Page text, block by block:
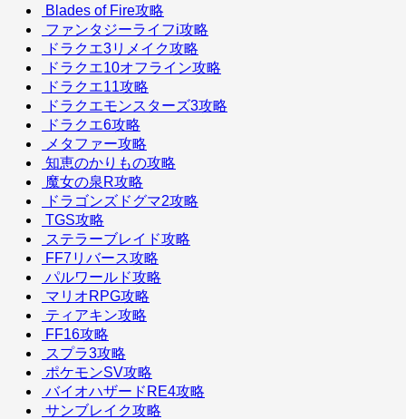
Blades of Fire攻略
ファンタジーライフi攻略
ドラクエ3リメイク攻略
ドラクエ10オフライン攻略
ドラクエ11攻略
ドラクエモンスターズ3攻略
ドラクエ6攻略
メタファー攻略
知恵のかりもの攻略
魔女の泉R攻略
ドラゴンズドグマ2攻略
TGS攻略
ステラーブレイド攻略
FF7リバース攻略
パルワールド攻略
マリオRPG攻略
ティアキン攻略
FF16攻略
スプラ3攻略
ポケモンSV攻略
バイオハザードRE4攻略
サンブレイク攻略